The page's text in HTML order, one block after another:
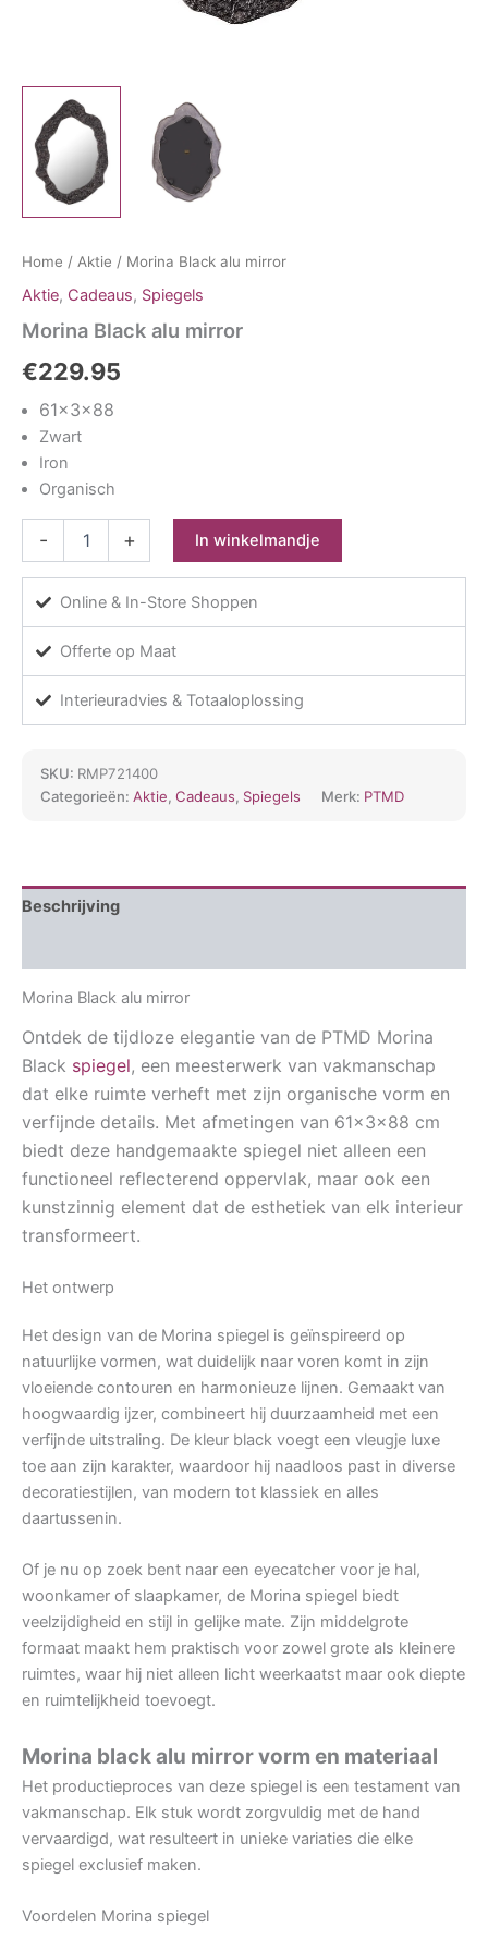
Home / Aktie / Morina Black alu mirror
Aktie, Cadeaus, Spiegels
Morina Black alu mirror
€229.95
61x3x88
Zwart
Iron
Organisch
-
mirror
aantal
+ In winkelmandje
Online & In-Store Shoppen
Offerte op Maat
Interieuradvies & Totaaloplossing
SKU: RMP721400
Categorieën: Aktie, Cadeaus, Spiegels Merk: PTMD
Beschrijving
Morina Black alu mirror
Ontdek de tijdloze elegantie van de PTMD Morina
Black spiegel, een meesterwerk van vakmanschap
dat elke ruimte verheft met zijn organische vorm en
verfijnde details. Met afmetingen van 61x3x88 cm
biedt deze handgemaakte spiegel niet alleen een
functioneel reflecterend oppervlak, maar ook een
kunstzinnig element dat de esthetiek van elk interieur
transformeert.
Het ontwerp
Het design van de Morina spiegel is geïnspireerd op
natuurlijke vormen, wat duidelijk naar voren komt in zijn
vloeiende contouren en harmonieuze lijnen. Gemaakt van
hoogwaardig ijzer, combineert hij duurzaamheid met een
verfijnde uitstraling. De kleur black voegt een vleugje luxe
toe aan zijn karakter, waardoor hij naadloos past in diverse
decoratiestijlen, van modern tot klassiek en alles
daartussenin.
Of je nu op zoek bent naar een eyecatcher voor je hal,
woonkamer of slaapkamer, de Morina spiegel biedt
veelzijdigheid en stijl in gelijke mate. Zijn middelgrote
formaat maakt hem praktisch voor zowel grote als kleinere
ruimtes, waar hij niet alleen licht weerkaatst maar ook diepte
en ruimtelijkheid toevoegt.
Morina black alu mirror vorm en materiaal
Het productieproces van deze spiegel is een testament van
vakmanschap. Elk stuk wordt zorgvuldig met de hand
vervaardigd, wat resulteert in unieke variaties die elke
spiegel exclusief maken.
Voordelen Morina spiegel